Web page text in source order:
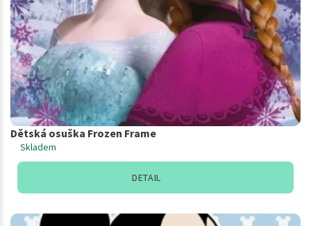
Dětská osuška Frozen Frame
Skladem
DETAIL